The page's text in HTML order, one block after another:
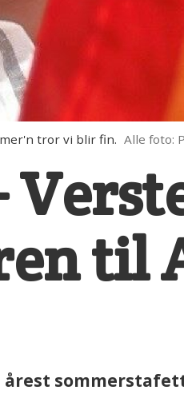
tror vi blir fin. Alle foto:
til